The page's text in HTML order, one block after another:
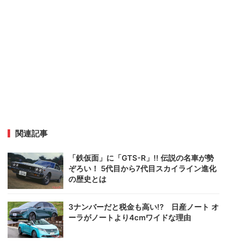
関連記事
「鉄仮面」に「GTS-R」!! 伝説の名車が勢
ぞろい！ 5代目から7代目スカイライン進化
の歴史とは
3ナンバーだと税金も高い!? 日産ノート オ
ーラがノートより4cmワイドな理由